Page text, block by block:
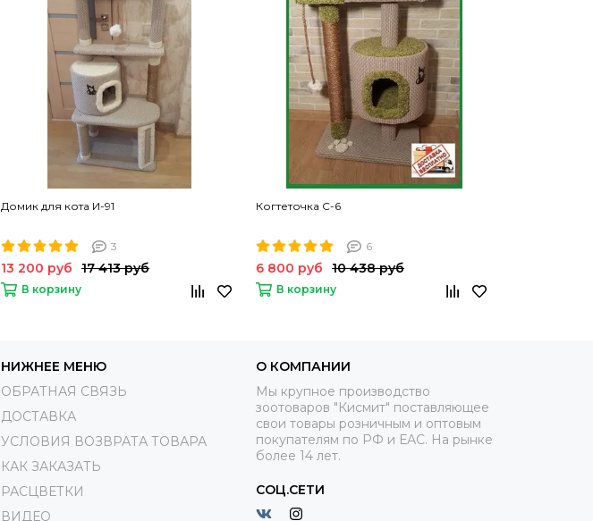
Домик для кота И-91
3
13 200 руб 17 413 руб
В корзину
Когтеточка С-6
6
6 800 руб 10 438 руб
В корзину
НИЖНЕЕ МЕНЮ
ОБРАТНАЯ СВЯЗЬ
ДОСТАВКА
УСЛОВИЯ ВОЗВРАТА ТОВАРА
КАК ЗАКАЗАТЬ
РАСЦВЕТКИ
ВИДЕО
О КОМПАНИИ
Мы крупное производство
зоотоваров "Кисмит" поставляющее
свои товары розничным и оптовым
покупателям по РФ и ЕАС. На рынке
более 14 лет.
СОЦ.СЕТИ